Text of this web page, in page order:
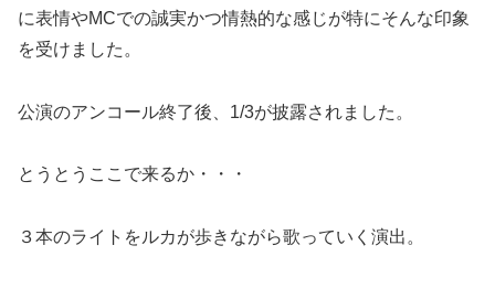
に表情やMCでの誠実かつ情熱的な感じが特にそんな印象
を受けました。
公演のアンコール終了後、1/3が披露されました。
とうとうここで来るか・・・
３本のライトをルカが歩きながら歌っていく演出。